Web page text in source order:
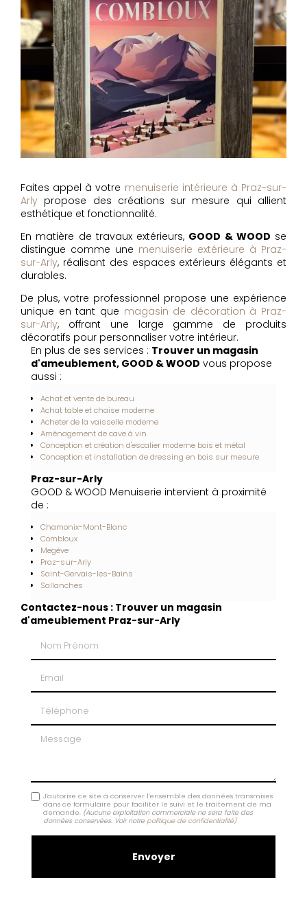
Faites appel à votre menuiserie intérieure à Praz-sur-
Arly propose des créations sur mesure qui allient
esthétique et fonctionnalité.
En matière de travaux extérieurs, GOOD & WOOD se
distingue comme une menuiserie extérieure à Praz-
sur-Arly, réalisant des espaces extérieurs élégants et
durables.
De plus, votre professionnel propose une expérience
unique en tant que magasin de décoration à Praz-
sur-Arly, offrant une large gamme de produits
décoratifs pour personnaliser votre intérieur.
En plus de ses services : Trouver un magasin
d'ameublement, GOOD & WOOD vous propose
aussi :
Achat et vente de bureau
Achat table et chaise moderne
Acheter de la vaisselle moderne
Aménagement de cave à vin
Conception et création d'escalier moderne bois et métal
Conception et installation de dressing en bois sur mesure
Praz-sur-Arly
GOOD & WOOD Menuiserie intervient à proximité
de :
Chamonix-Mont-Blanc
Combloux
Megève
Praz-sur-Arly
Saint-Gervais-les-Bains
Sallanches
Contactez-nous : Trouver un magasin
d'ameublement Praz-sur-Arly
Message
J'autorise ce site à conserver l'ensemble des données transmises
dans ce formulaire pour faciliter le suivi et le traitement de ma
demande. (Aucune exploitation commerciale ne sera faite des
données conservées. Voir notre politique de confidentialité)